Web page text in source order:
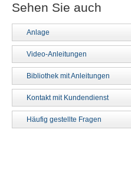
Sehen Sie auch
Anlage
Video-Anleitungen
Bibliothek mit Anleitungen
Kontakt mit Kundendienst
Häufig gestellte Fragen